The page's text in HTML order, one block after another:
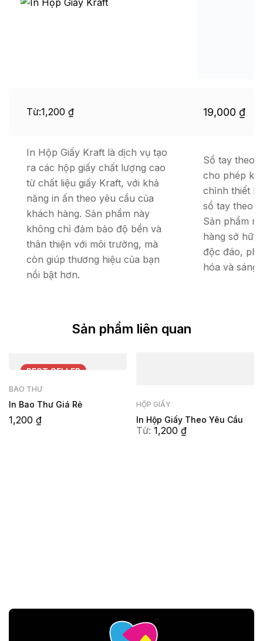
Từ:1,200 ₫ 19,000 ₫
In Hộp Giấy Kraft là dịch vụ tạo
ra các hộp giấy chất lượng cao
từ chất liệu giấy Kraft, với khả
năng in ấn theo yêu cầu của
khách hàng. Sản phẩm này
không chỉ đảm bảo độ bền và
thân thiện với môi trường, mà
còn giúp thương hiệu của bạn
nổi bật hơn.
Sổ tay theo
cho phép
chỉnh thiết
sổ tay theo
Sản phẩm
hàng sở
độc đáo,
hóa và sáng
Sản phẩm liên quan
BESTSELLER
BAO THƯ
In Bao Thư Giá Rẻ
1,200 ₫
HỘP GIẤY
In Hộp Giấy Theo Yêu Cầu
Từ: 1,200 ₫